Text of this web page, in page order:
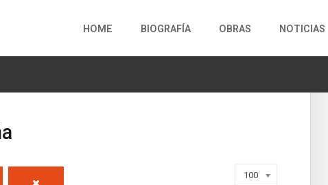
HOME BIOGRAFÍA OBRAS NOTICIAS
Display #
100